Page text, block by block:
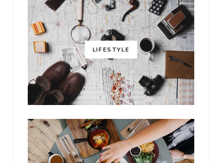
LIFESTYLE